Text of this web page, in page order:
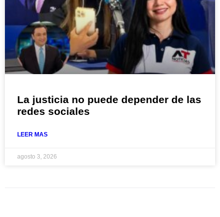
La justicia no puede depender de las
redes sociales
LEER MAS
agosto 3, 2026